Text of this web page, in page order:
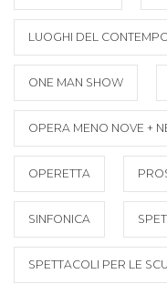
LUOGHI DEL
ONE MAN SHOW
OPERA MENO NOVE +
OPERETTA
SINFONICA
SPETTACOLI PER LE